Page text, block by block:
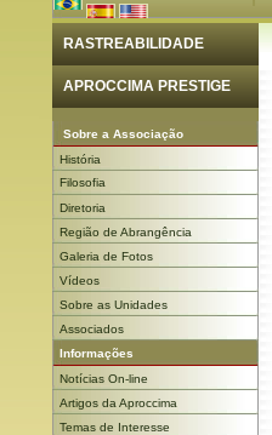
RASTREABILIDADE
APROCCIMA PRESTIGE
Sobre a Associação
História
Filosofia
Diretoria
Região de Abrangência
Galeria de Fotos
Vídeos
Sobre as Unidades
Associados
Informações
Notícias On-line
Artigos da Aproccima
Temas de Interesse